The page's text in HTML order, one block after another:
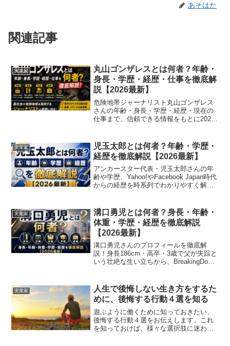
あそはた
関連記事
実業家
丸山ゴンザレスとは何者？年齢・
身長・学歴・経歴・仕事を徹底解
説【2026最新】
危険地帯ジャーナリスト丸山ゴンザレス
さんの年齢・身長・学歴・経歴・現在の
仕事まで、信頼できる情報をもとに2026
覧ください。
実業家
児玉太郎とは何者？年齢・学歴・
経歴を徹底解説【2026最新】
アンカースター代表・児玉太郎さんの年
齢や学歴、Yahoo!やFacebook Japan時代
からの経歴を時系列でわかりやすく解説
実業家
溝口勇児とは何者？身長・年齢・
体重・学歴・経歴を徹底解説
【2026最新】
溝口勇児さんのプロフィールを徹底解
説！身長186cm・高卒・3歳で父が失踪と
いう壮絶な生い立ちから、BreakingDown
した。
実業家
人生で後悔しない生き方をするた
めに、後悔する行動４選を知る
遊ぶように働くために知っておきたい、
後悔する行動４選をお伝えします。これ
を知っておけば、様々な選択肢に迷わず